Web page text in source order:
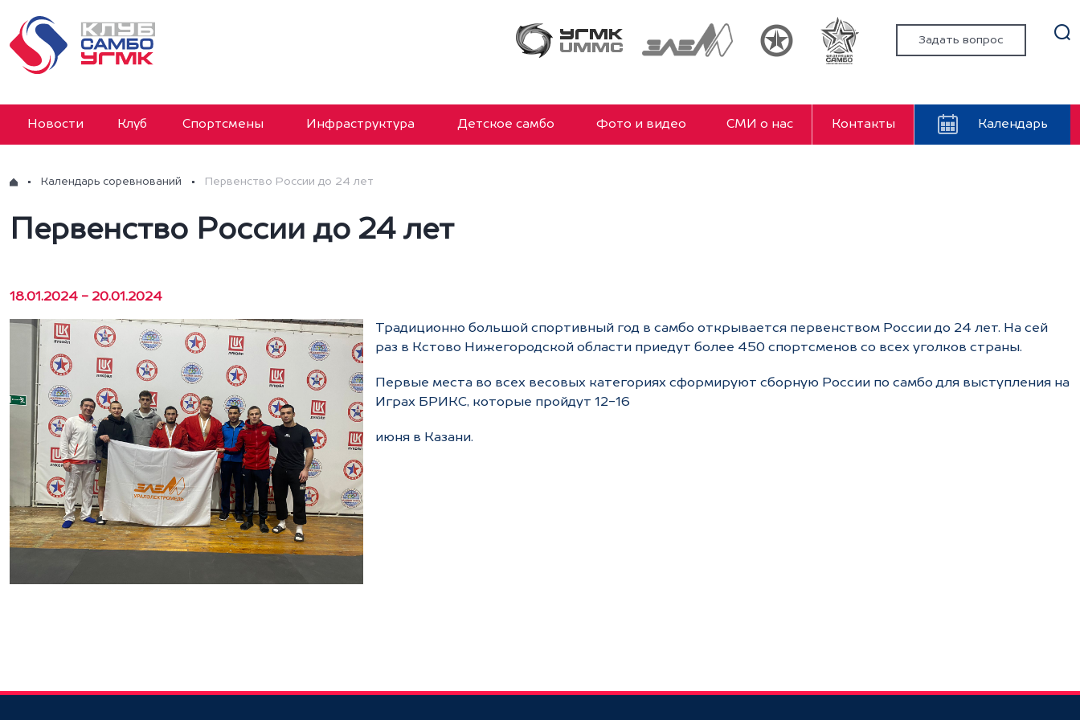
Задать вопрос
Новости Клуб Спортсмены Инфраструктура Детское самбо Фото и видео СМИ о нас Контакты Календарь
Календарь соревнований Первенство России до 24 лет
Первенство России до 24 лет
18.01.2024 - 20.01.2024
Традиционно большой спортивный год в самбо открывается первенством России до 24 лет. На сей
раз в Кстово Нижегородской области приедут более 450 спортсменов со всех уголков страны.
Первые места во всех весовых категориях сформируют сборную России по самбо для выступления на
Играх БРИКС, которые пройдут 12-16
июня в Казани.